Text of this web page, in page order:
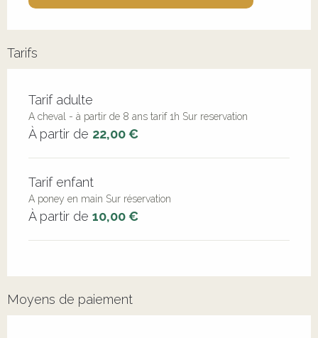
Tarifs
Tarifs 2026
Tarif adulte
A cheval - à partir de 8 ans tarif 1h Sur reservation
À partir de 22,00 €
Tarif enfant
A poney en main Sur réservation
À partir de 10,00 €
Moyens de paiement